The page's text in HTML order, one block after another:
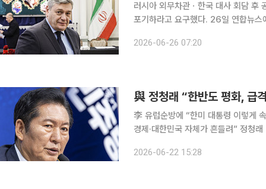
러시아 외무차관ㆍ한국 대사 회담 후
포기하라고 요구했다. 26일 연합뉴스에 따르면 안드레이 루덴코 러시아 외무차관이 이석배 주러시
에서 계속되는 한국과 미국의 대결적
2026-06-26 07:20
與 정청래 “한반도 평화, 급
李 유럽순방에 “한미 대통령 이렇게
경제·대한민국 자체가 흔들려” 정청래 더불어민주당 대표는 22일 “어쩌면 한반도 평화 문제도 우리
2026-06-22 15:28